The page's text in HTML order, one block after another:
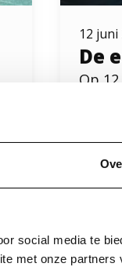
social media te
met onze partners
De
12 juni
Op
over